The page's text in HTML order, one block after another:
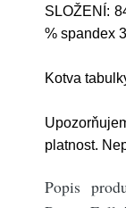
SLOŽENÍ:
% spandex
Kotva
platnost.
Popis